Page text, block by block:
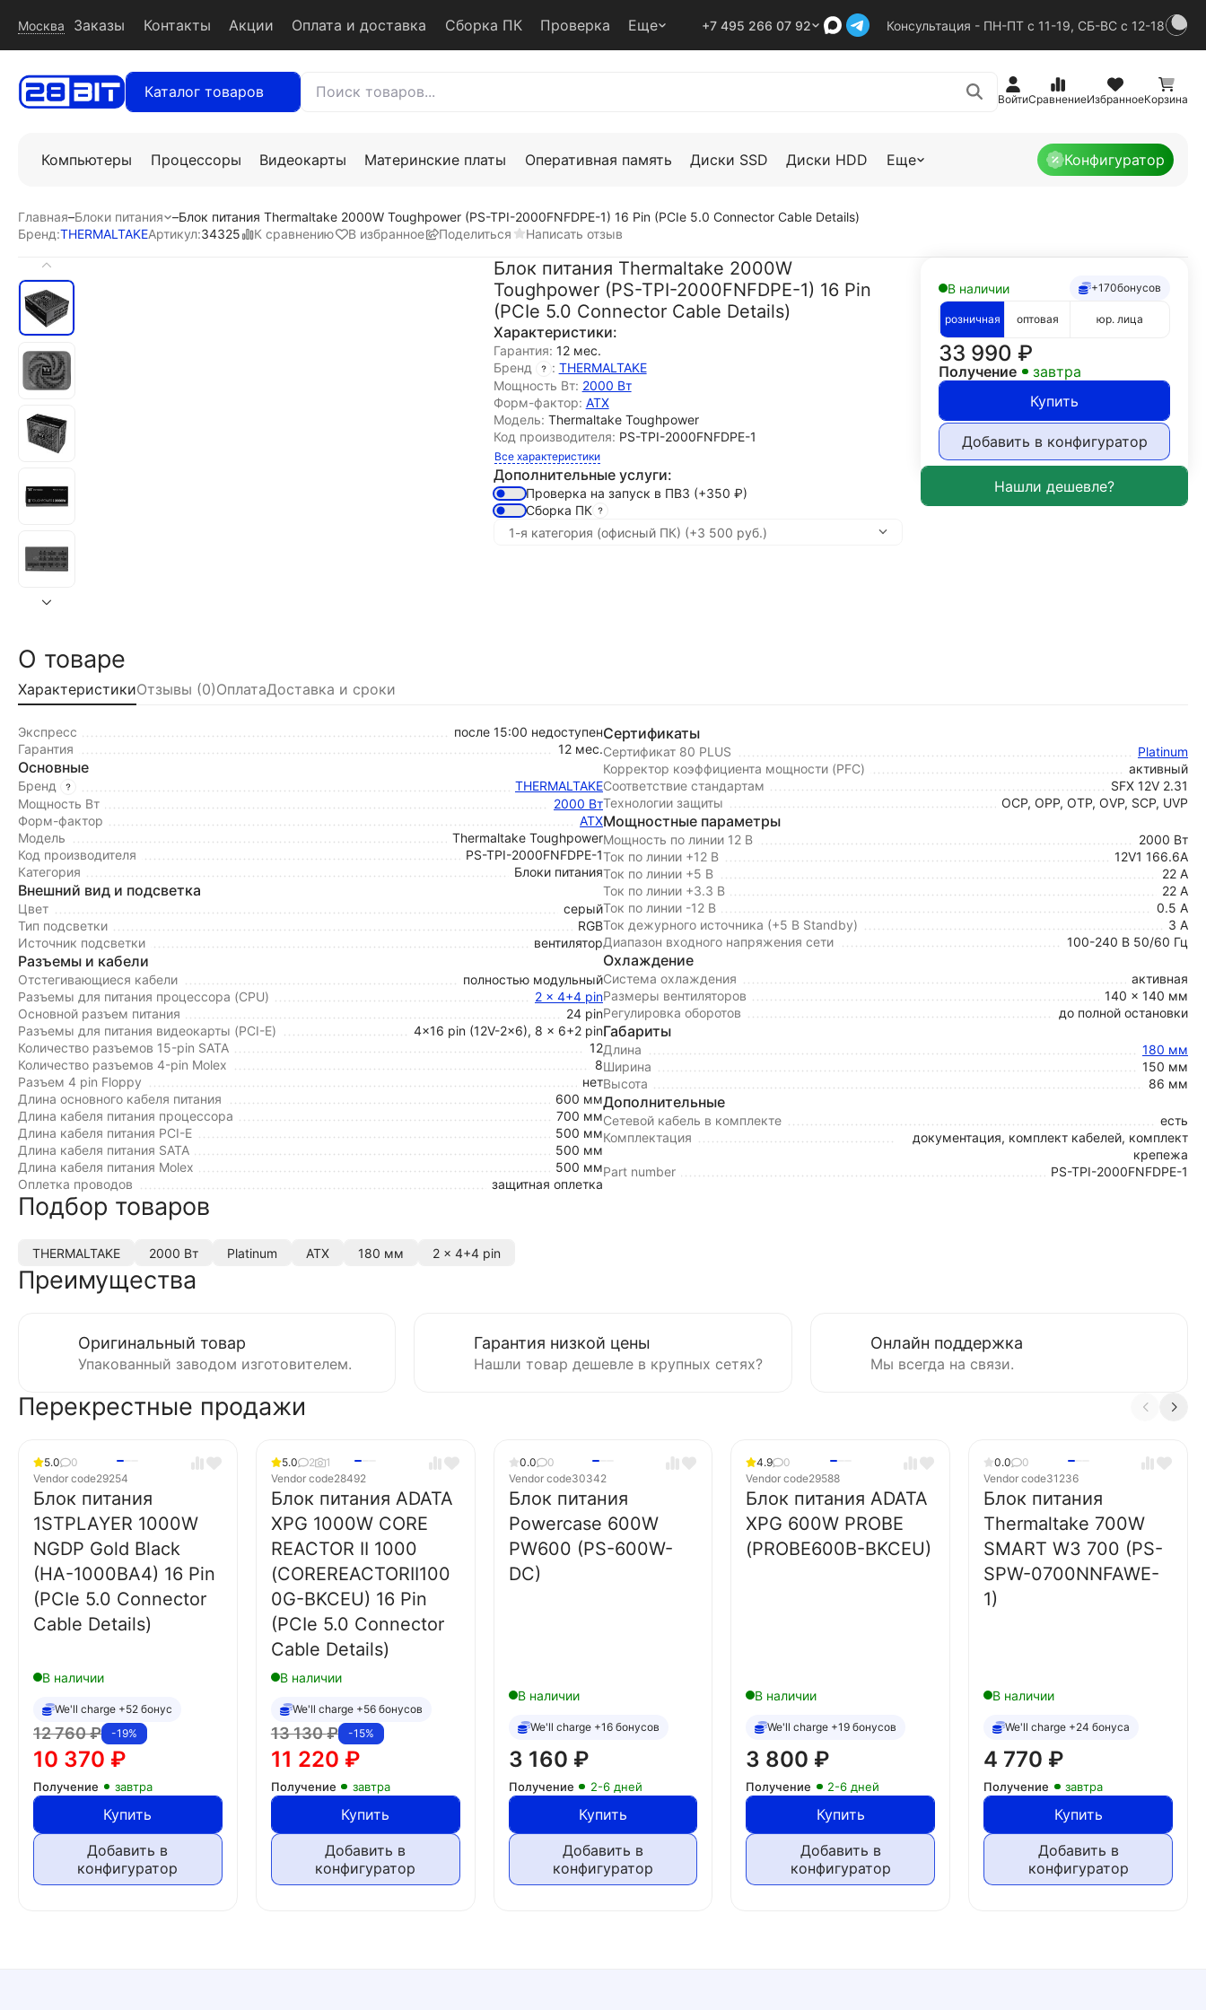
Москва Заказы Контакты Акции Оплата и доставка Сборка ПК Проверка Еще +7 495 266 07 92 Консультация - ПН-ПТ с 11-19, СБ-ВС с 12-18
Каталог товаров ВойтиСравнениеИзбранноеКорзина
Компьютеры Процессоры Видеокарты Материнские платы Оперативная память Диски SSD Диски HDD Еще Конфигуратор
Главная–Блоки питания –Блок питания Thermaltake 2000W Toughpower (PS-TPI-2000FNFDPE-1) 16 Pin (PCIe 5.0 Connector Cable Details)
Бренд:THERMALTAKEАртикул:34325 К сравнению В избранное Поделиться Написать отзыв
Блок питания Thermaltake 2000W
Toughpower (PS-TPI-2000FNFDPE-1) 16 Pin
(PCIe 5.0 Connector Cable Details)
Характеристики:
Гарантия: 12 мес.
Бренд
: THERMALTAKE
Мощность Вт: 2000 Вт
Форм-фактор: ATX
Модель: Thermaltake Toughpower
Код производителя: PS-TPI-2000FNFDPE-1
Все характеристики
Дополнительные услуги:
Проверка на запуск в ПВЗ (+350 ₽)
Сборка ПК
В наличии +170бонусов
розничная оптовая юр. лица
33 990 ₽
Получение
завтра
Купить
Добавить в конфигуратор
О товаре
ХарактеристикиОтзывы (0)ОплатаДоставка и сроки
Экспресс
после 15:00 недоступен
Гарантия
12 мес.
Основные
Бренд
THERMALTAKE
Мощность Вт
2000 Вт
Форм-фактор
ATX
Модель
Thermaltake Toughpower
Код производителя
PS-TPI-2000FNFDPE-1
Категория
Блоки питания
Внешний вид и подсветка
Цвет
серый
Тип подсветки
RGB
Источник подсветки
вентилятор
Разъемы и кабели
Отстегивающиеся кабели
полностью модульный
Разъемы для питания процессора (CPU)
2 x 4+4 pin
Основной разъем питания
24 pin
Разъемы для питания видеокарты (PCI-E)
4x16 pin (12V-2x6), 8 x 6+2 pin
Количество разъемов 15-pin SATA
12
Количество разъемов 4-pin Molex
8
Разъем 4 pin Floppy
нет
Длина основного кабеля питания
600 мм
Длина кабеля питания процессора
700 мм
Длина кабеля питания PCI-E
500 мм
Длина кабеля питания SATA
500 мм
Длина кабеля питания Molex
500 мм
Оплетка проводов
защитная оплетка
Сертификаты
Сертификат 80 PLUS
Platinum
Корректор коэффициента мощности (PFC)
активный
Соответствие стандартам
SFX 12V 2.31
Технологии защиты
OCP, OPP, OTP, OVP, SCP, UVP
Мощностные параметры
Мощность по линии 12 В
2000 Вт
Ток по линии +12 В
12V1 166.6A
Ток по линии +5 В
22 А
Ток по линии +3.3 В
22 А
Ток по линии -12 В
0.5 А
Ток дежурного источника (+5 В Standby)
3 А
Диапазон входного напряжения сети
100-240 В 50/60 Гц
Охлаждение
Система охлаждения
активная
Размеры вентиляторов
140 x 140 мм
Регулировка оборотов
до полной остановки
Габариты
Длина
180 мм
Ширина
150 мм
Высота
86 мм
Дополнительные
Сетевой кабель в комплекте
есть
Комплектация
документация, комплект кабелей, комплект
крепежа
Part number
PS-TPI-2000FNFDPE-1
Подбор товаров
THERMALTAKE 2000 Вт Platinum ATX 180 мм 2 x 4+4 pin
Преимущества
Оригинальный товар
Упакованный заводом изготовителем.
Гарантия низкой цены
Нашли товар дешевле в крупных сетях?
Онлайн поддержка
Мы всегда на связи.
Перекрестные продажи
5.0
0
Vendor code29254
Блок питания
1STPLAYER 1000W
NGDP Gold Black
(HA-1000BA4) 16 Pin
(PCIe 5.0 Connector
Cable Details)
В наличии
We'll charge +52 бонус
-19%
12 760₽
10 370 ₽
Получение завтра
Купить
Добавить в
конфигуратор
5.0 2
1
Vendor code28492
Блок питания ADATA
XPG 1000W CORE
REACTOR II 1000
(COREREACTORII100
0G-BKCEU) 16 Pin
(PCIe 5.0 Connector
Cable Details)
В наличии
We'll charge +56 бонусов
-15%
13 130₽
11 220 ₽
Получение завтра
Купить
Добавить в
конфигуратор
0.0
0
Vendor code30342
Блок питания
Powercase 600W
PW600 (PS-600W-
DC)
В наличии
We'll charge +16 бонусов
3 160 ₽
Получение 2-6 дней
Купить
Добавить в
конфигуратор
4.9
0
Vendor code29588
Блок питания ADATA
XPG 600W PROBE
(PROBE600B-BKCEU)
В наличии
We'll charge +19 бонусов
3 800 ₽
Получение 2-6 дней
Купить
Добавить в
конфигуратор
0.0
0
Vendor code31236
Блок питания
Thermaltake 700W
SMART W3 700 (PS-
SPW-0700NNFAWE-
1)
В наличии
We'll charge +24 бонуса
4 770 ₽
Получение завтра
Купить
Добавить в
конфигуратор